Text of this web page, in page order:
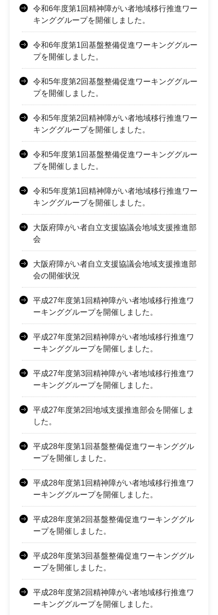
令和6年度第1回精神障がい者地域移行推進ワー
キンググループを開催しました。
令和6年度第1回基盤整備促進ワーキンググルー
プを開催しました。
令和5年度第2回基盤整備促進ワーキンググルー
プを開催しました。
令和5年度第2回精神障がい者地域移行推進ワー
キンググループを開催しました。
令和5年度第1回基盤整備促進ワーキンググルー
プを開催しました。
令和5年度第1回精神障がい者地域移行推進ワー
キンググループを開催しました。
大阪府障がい者自立支援協議会地域支援推進部
会
大阪府障がい者自立支援協議会地域支援推進部
会の開催状況
平成27年度第1回精神障がい者地域移行推進ワ
ーキンググループを開催しました。
平成27年度第2回精神障がい者地域移行推進ワ
ーキンググループを開催しました。
平成27年度第3回精神障がい者地域移行推進ワ
ーキンググループを開催しました。
平成27年度第2回地域支援推進部会を開催しま
した。
平成28年度第1回基盤整備促進ワーキンググル
ープを開催しました。
平成28年度第1回精神障がい者地域移行推進ワ
ーキンググループを開催しました。
平成28年度第2回基盤整備促進ワーキンググル
ープを開催しました。
平成28年度第3回基盤整備促進ワーキンググル
ープを開催しました。
平成28年度第2回精神障がい者地域移行推進ワ
ーキンググループを開催しました。